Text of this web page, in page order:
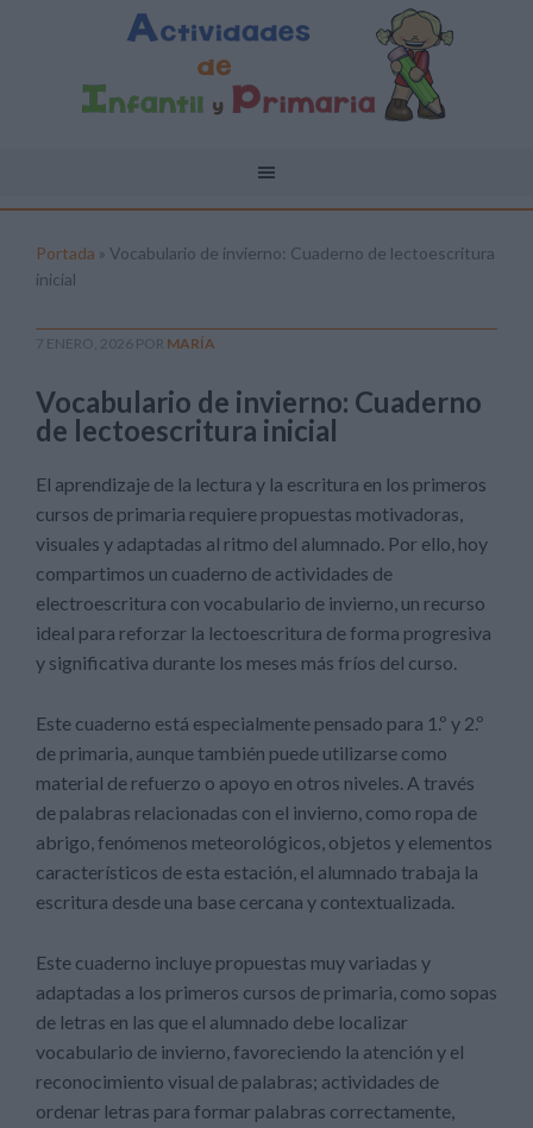
Portada » Vocabulario de invierno: Cuaderno de lectoescritura
inicial
7 ENERO, 2026 POR MARÍA
Vocabulario de invierno: Cuaderno
de lectoescritura inicial
El aprendizaje de la lectura y la escritura en los primeros
cursos de primaria requiere propuestas motivadoras,
visuales y adaptadas al ritmo del alumnado. Por ello, hoy
compartimos un cuaderno de actividades de
electroescritura con vocabulario de invierno, un recurso
ideal para reforzar la lectoescritura de forma progresiva
y significativa durante los meses más fríos del curso.
Este cuaderno está especialmente pensado para 1.º y 2.º
de primaria, aunque también puede utilizarse como
material de refuerzo o apoyo en otros niveles. A través
de palabras relacionadas con el invierno, como ropa de
abrigo, fenómenos meteorológicos, objetos y elementos
característicos de esta estación, el alumnado trabaja la
escritura desde una base cercana y contextualizada.
Este cuaderno incluye propuestas muy variadas y
adaptadas a los primeros cursos de primaria, como sopas
de letras en las que el alumnado debe localizar
vocabulario de invierno, favoreciendo la atención y el
reconocimiento visual de palabras; actividades de
ordenar letras para formar palabras correctamente,